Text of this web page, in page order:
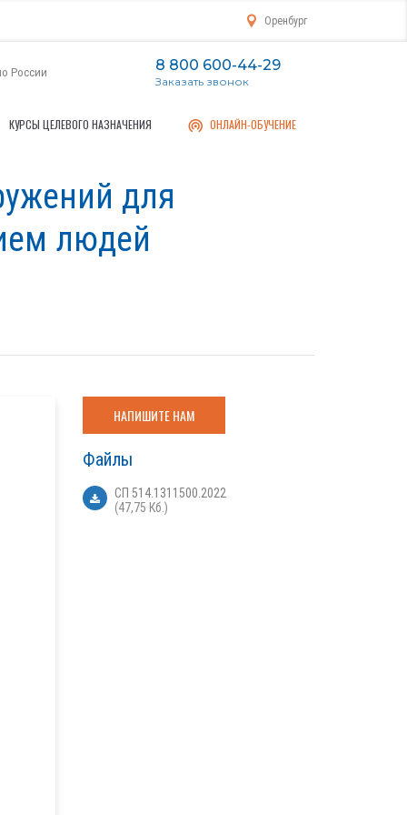
Оренбург
России 8 800 600-44-29
Заказать звонок
КУРСЫ ЦЕЛЕВОГО НАЗНАЧЕНИЯ ОНЛАЙН-ОБУЧЕНИЕ
для
людей
НАПИШИТЕ НАМ
Файлы
СП 514.1311500.2022
(47,75 Кб.)